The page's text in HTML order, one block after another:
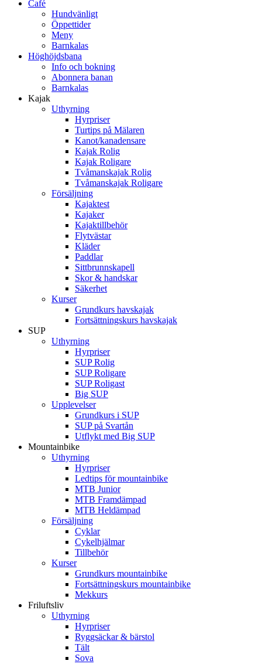
Café
Hundvänligt
Öppettider
Meny
Barnkalas
Höghöjdsbana
Info och bokning
Abonnera banan
Barnkalas
Kajak
Uthyrning
Hyrpriser
Turtips på Mälaren
Kanot/kanadensare
Kajak Rolig
Kajak Roligare
Tvåmanskajak Rolig
Tvåmanskajak Roligare
Försäljning
Kajaktest
Kajaker
Kajaktillbehör
Flytvästar
Kläder
Paddlar
Sittbrunnskapell
Skor & handskar
Säkerhet
Kurser
Grundkurs havskajak
Fortsättningskurs havskajak
SUP
Uthyrning
Hyrpriser
SUP Rolig
SUP Roligare
SUP Roligast
Big SUP
Upplevelser
Grundkurs i SUP
SUP på Svartån
Utflykt med Big SUP
Mountainbike
Uthyrning
Hyrpriser
Ledtips för mountainbike
MTB Junior
MTB Framdämpad
MTB Heldämpad
Försäljning
Cyklar
Cykelhjälmar
Tillbehör
Kurser
Grundkurs mountainbike
Fortsättningskurs mountainbike
Mekkurs
Friluftsliv
Uthyrning
Hyrpriser
Ryggsäckar & bärstol
Tält
Sova